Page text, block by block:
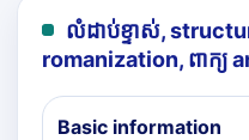
លំដាប់ខ្ទាស់,
romanization, ពាក្យ
Basic information